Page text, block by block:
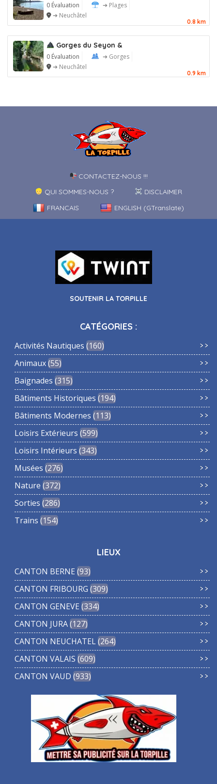
0 Évaluation
➔ Plages
➔ Neuchâtel
0.8 km
Gorges du Seyon &
0 Évaluation
➔ Gorges
➔ Neuchâtel
0.9 km
CONTACTEZ-NOUS !!!
QUI SOMMES-NOUS ?
DISCLAIMER
FRANCAIS
ENGLISH (GTranslate)
SOUTENIR LA TORPILLE
CATÉGORIES :
Activités Nautiques 160
Animaux 55
Baignades 315
Bâtiments Historiques 194
Bâtiments Modernes 113
Loisirs Extérieurs 599
Loisirs Intérieurs 343
Musées 276
Nature 372
Sorties 286
Trains 154
LIEUX
CANTON BERNE 93
CANTON FRIBOURG 309
CANTON GENEVE 334
CANTON JURA 127
CANTON NEUCHATEL 264
CANTON VALAIS 609
CANTON VAUD 933